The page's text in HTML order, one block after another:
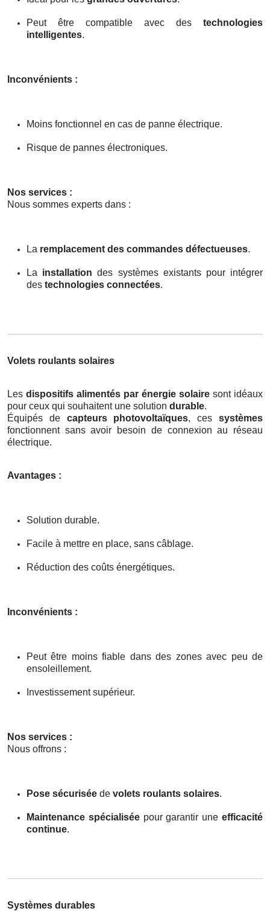
Peut être compatible avec des technologies
intelligentes.
Inconvénients :
Moins fonctionnel en cas de panne électrique.
Risque de pannes électroniques.
Nos services :
Nous sommes experts dans :
La remplacement des commandes défectueuses.
La installation des systèmes existants pour intégrer
des technologies connectées.
Volets roulants solaires
Les dispositifs alimentés par énergie solaire sont idéaux
pour ceux qui souhaitent une solution durable.
Équipés de capteurs photovoltaïques, cessystèmes
fonctionnent sans avoir besoin de connexion au réseau
électrique.
Avantages :
Solution durable.
Facile à mettre en place, sans câblage.
Réduction des coûts énergétiques.
Inconvénients :
Peut être moins fiable dans des zones avec peu de
ensoleillement.
Investissement supérieur.
Nos services :
Nous offrons :
Pose sécurisée de volets roulants solaires.
Maintenance spécialiséepour garantir uneefficacité
continue.
Systèmes durables